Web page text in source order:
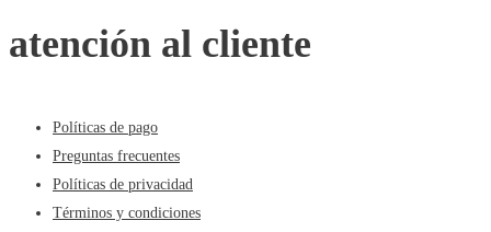
atención al cliente
Políticas de pago
Preguntas frecuentes
Políticas de privacidad
Términos y condiciones